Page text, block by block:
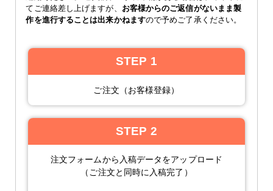
てご連絡差し上げますが、 お客様からのご返信がないまま製
作を進行することは出来かねますので予めご了承ください。
STEP 1
ご注文（お客様登録）
STEP 2
注文フォームから入稿データをアップロード
（ご注文と同時に入稿完了）